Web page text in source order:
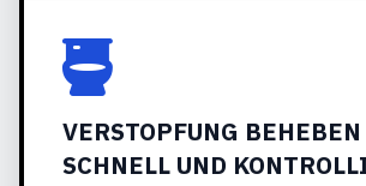
VERSTOPFUNG
SCHNELL UND